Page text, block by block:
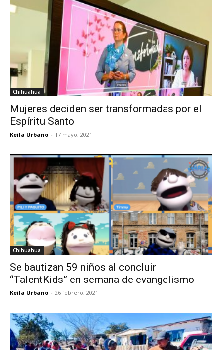
Chihuahua
Mujeres deciden ser transformadas por el
Espíritu Santo
Keila Urbano - 17 mayo, 2021
Chihuahua
Se bautizan 59 niños al concluir
“TalentKids” en semana de evangelismo
Keila Urbano - 26 febrero, 2021